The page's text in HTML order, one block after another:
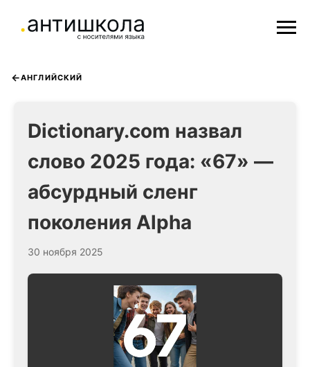
АНГЛИЙСКИЙ
Dictionary.com назвал
слово 2025 года: «67» —
абсурдный сленг
поколения Alpha
30 ноября 2025